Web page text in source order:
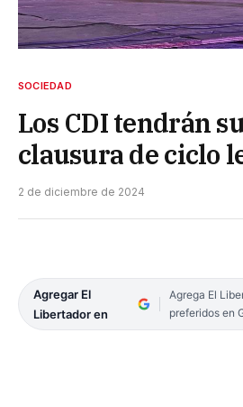
SOCIEDAD
Los CDI tendrán
clausura de ciclo
2 de diciembre de 2024
Agregar El
Libertador en
Agrega El
preferidos en